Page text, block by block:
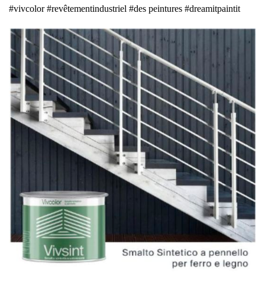
#vivcolor #revêtementindustriel #des peintures #dreamitpaintit